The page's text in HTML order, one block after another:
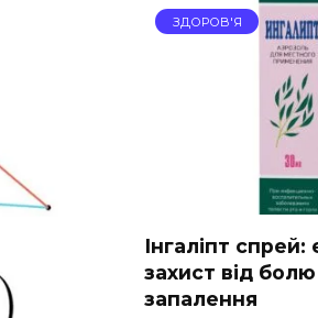
ЗДОРОВ'Я
Інгаліпт
захист від болю
запалення